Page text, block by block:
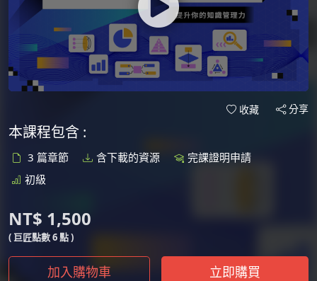
收藏 分享
本課程包含 :
3 篇章節 含下載的資源
完課證明申請
初級
NT$ 1,500
( 巨匠點數 6 點 )
加入購物車 立即購買